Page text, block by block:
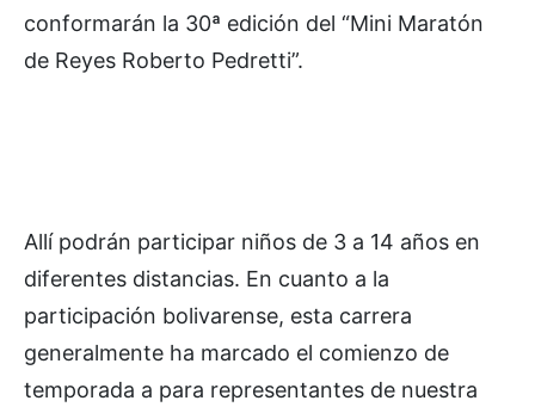
conformarán la 30ª edición del “Mini Maratón
de Reyes Roberto Pedretti”.
Allí podrán participar niños de 3 a 14 años en
diferentes distancias. En cuanto a la
participación bolivarense, esta carrera
generalmente ha marcado el comienzo de
temporada a para representantes de nuestra